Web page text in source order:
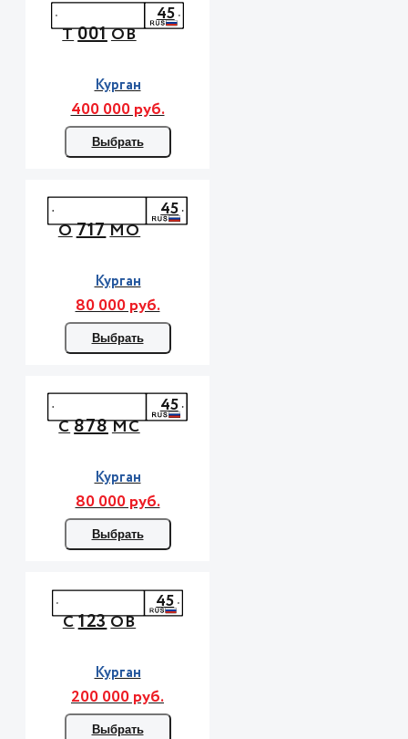
Т001ОВ
45
Курган
400 000 руб.
Выбрать
О717МО
45
Курган
80 000 руб.
Выбрать
С878МС
45
Курган
80 000 руб.
Выбрать
С123ОВ
45
Курган
200 000 руб.
Выбрать